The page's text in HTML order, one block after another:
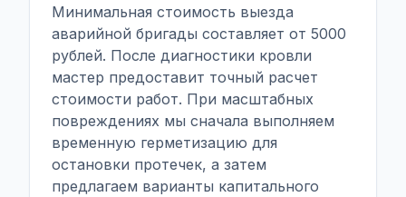
Минимальная стоимость выезда
аварийной бригады составляет от 5000
рублей. После диагностики кровли
мастер предоставит точный расчет
стоимости работ. При масштабных
повреждениях мы сначала выполняем
временную герметизацию для
остановки протечек, а затем
предлагаем варианты капитального